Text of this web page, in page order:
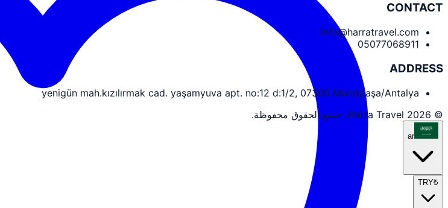
CONTACT
info@harratravel.com
05077068911
ADDRESS
yenigün mah.kızılırmak cad. yaşamyuva apt. no:12 d:1/2, 07300 Muratpaşa/Antalya
© 2026 Harra Travel. جميع الحقوق محفوظة.
ar
₺
TRY